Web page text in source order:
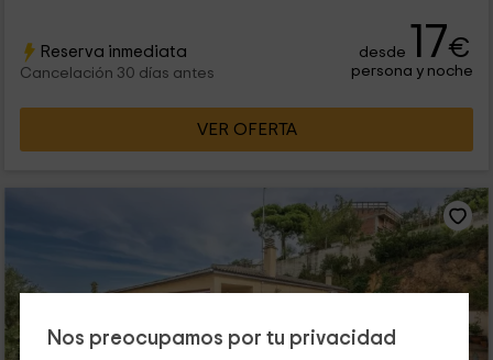
Nos preocupamos por tu privacidad
Reserva inmediata
Cancelación 30 días antes
desde 17€
persona y noche
VER OFERTA